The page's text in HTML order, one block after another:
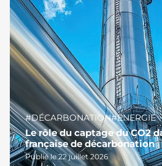
#DÉCARBONATION#ENERGIE
Le rôle du captage du CO2
française de décarbonation
Publié le 22 juillet 2026